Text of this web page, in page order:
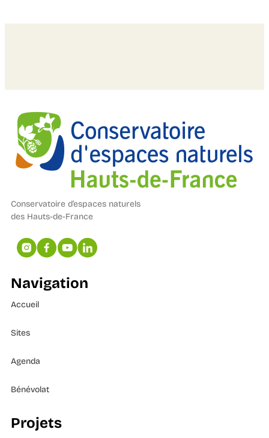
Conservatoire d’espaces naturels
des Hauts-de-France
Navigation
Accueil
Sites
Agenda
Bénévolat
Projets